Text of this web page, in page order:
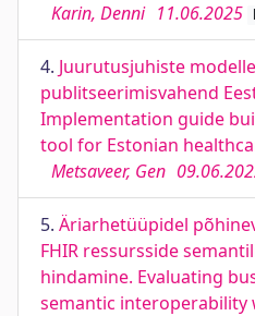
Karin, Denni 11.06.2025
4. Juurutusjuhiste
publitseerimisvahend
Implementation guide
tool for Estonian
Metsaveer, Gen
5. Äriarhetüüpidel
FHIR ressursside
hindamine. Evaluating
semantic interoperability